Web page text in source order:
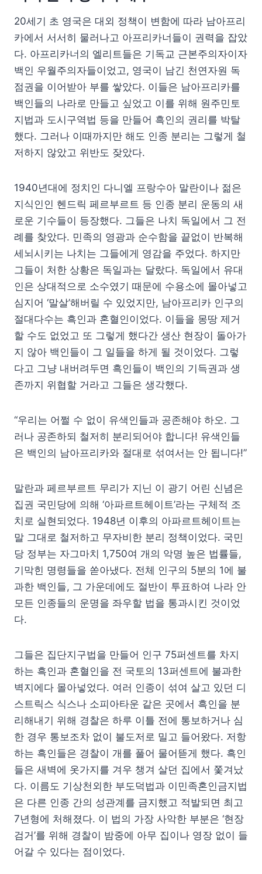
20세기 초 영국은 대외 정책이 변함에 따라 남아프리
카에서 서서히 물러나고 아프리카너들이 권력을 잡았
다. 아프리카너의 엘리트들은 기독교 근본주의자이자
백인 우월주의자들이었고, 영국이 남긴 천연자원 독
점권을 이어받아 부를 쌓았다. 이들은 남아프리카를
백인들의 나라로 만들고 싶었고 이를 위해 원주민토
지법과 도시구역법 등을 만들어 흑인의 권리를 박탈
했다. 그러나 이때까지만 해도 인종 분리는 그렇게 철
저하지 않았고 위반도 잦았다.
1940년대에 정치인 다니엘 프랑수아 말란이나 젊은
지식인인 헨드릭 페르부르트 등 인종 분리 운동의 새
로운 기수들이 등장했다. 그들은 나치 독일에서 그 전
례를 찾았다. 민족의 영광과 순수함을 끝없이 반복해
세뇌시키는 나치는 그들에게 영감을 주었다. 하지만
그들이 처한 상황은 독일과는 달랐다. 독일에서 유대
인은 상대적으로 소수였기 때문에 수용소에 몰아넣고
심지어 ‘말살’해버릴 수 있었지만, 남아프리카 인구의
절대다수는 흑인과 혼혈인이었다. 이들을 몽땅 제거
할 수도 없었고 또 그렇게 했다간 생산 현장이 돌아가
지 않아 백인들이 그 일들을 하게 될 것이었다. 그렇
다고 그냥 내버려두면 흑인들이 백인의 기득권과 생
존까지 위협할 거라고 그들은 생각했다.
“우리는 어쩔 수 없이 유색인들과 공존해야 하오. 그
러나 공존하되 철저히 분리되어야 합니다! 유색인들
은 백인의 남아프리카와 절대로 섞여서는 안 됩니다!”
말란과 페르부르트 무리가 지닌 이 광기 어린 신념은
집권 국민당에 의해 ‘아파르트헤이트’라는 구체적 조
치로 실현되었다. 1948년 이후의 아파르트헤이트는
말 그대로 철저하고 무자비한 분리 정책이었다. 국민
당 정부는 자그마치 1,750여 개의 악명 높은 법률들,
기막힌 명령들을 쏟아냈다. 전체 인구의 5분의 1에 불
과한 백인들, 그 가운데에도 절반이 투표하여 나라 안
모든 인종들의 운명을 좌우할 법을 통과시킨 것이었
다.
그들은 집단지구법을 만들어 인구 75퍼센트를 차지
하는 흑인과 혼혈인을 전 국토의 13퍼센트에 불과한
벽지에다 몰아넣었다. 여러 인종이 섞여 살고 있던 디
스트릭스 식스나 소피아타운 같은 곳에서 흑인을 분
리해내기 위해 경찰은 하루 이틀 전에 통보하거나 심
한 경우 통보조차 없이 불도저로 밀고 들어왔다. 저항
하는 흑인들은 경찰이 개를 풀어 물어뜯게 했다. 흑인
들은 새벽에 옷가지를 겨우 챙겨 살던 집에서 쫓겨났
다. 이름도 기상천외한 부도덕법과 이민족혼인금지법
은 다른 인종 간의 성관계를 금지했고 적발되면 최고
7년형에 처해졌다. 이 법의 가장 사악한 부분은 ‘현장
검거’를 위해 경찰이 밤중에 아무 집이나 영장 없이 들
어갈 수 있다는 점이었다.